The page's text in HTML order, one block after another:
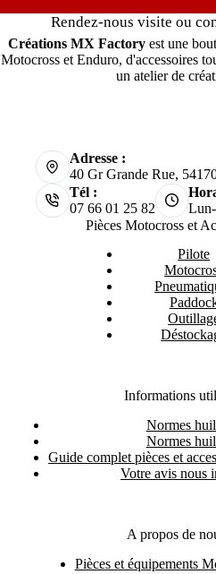
Rendez-nous visite ou
Créations MX Factoryest une
Motocross et Enduro, d'accessoires
un atelier de
Adresse :
40 Gr Grande Rue,
Tél :
07 66 01 25 82
Pièces Motocross et
Pilote
Informations
Normes
Normes
Guide complet pièces et
Votre avis nous
A propos de
Pièces et équipements